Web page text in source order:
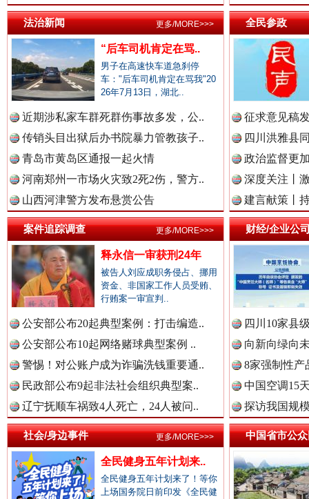
中国视频新闻网.
中国廉政法纪网.
中国律师在线.
中国参政网.中
中国全民新闻网.
中国公众新闻网.
中国公民新闻网.
一枚“钉子”竟然扎入要害部门
雄关漫道展新颜 “
衣柜里的秘密 高速路
法治新闻
“后车司机肯定在骂..
男子在高速快车道急刹停
车："后车司机肯定在骂我"20
26年7月13日，湖北..
近期涉私家车群死群伤事故多发，公..
传销头目出狱后办书院暴力管教孩子..
青岛市黄岛区通报一起火情
河南郑州一市场火灾致2死2伤，警方..
山西河津警方发布悬赏公告
更多/MORE>>> 全民参政
征求意见稿
四川洪雅县
政治监督更
深度关注丨
建言献策丨
案件追踪调查
释永信一审获刑24年
被告人刘应成职务侵占、挪用
资金、非国家工作人员受贿、
行贿案一审宣判..
公安部公布20起典型案例：打击编造..
公安部公布10起网络赌球典型案例 ..
警惕！对公账户成为诈骗洗钱重要通..
民政部公布9起非法社会组织典型案..
辽宁抚顺车祸致4人死亡，24人被问..
更多/MORE>>> 财经/企业公
四川10家县
向新向绿向
8家强制性产
中国空调15
探访我国规
社会/身边事件
全民健身五年计划来..
全民健身五年计划来了！等你
上场国务院日前印发《全民健
更多/MORE>>> 中国省市公